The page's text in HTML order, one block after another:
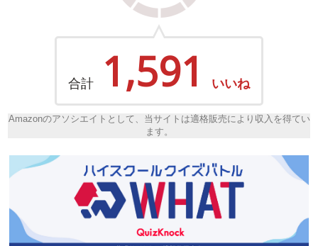
合計 1,591 いいね
Amazonのアソシエイトとして、当サイトは適格販売により収入を得てい
ます。